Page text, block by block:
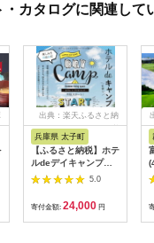
カタログに関連して
出典：楽天ふるさと納
税
兵庫県 太子町
【ふるさと納税】ホテ
ルdeデイキャンプ体
験チケット
【1364991】
5.0
寄付金額: 24,000 円